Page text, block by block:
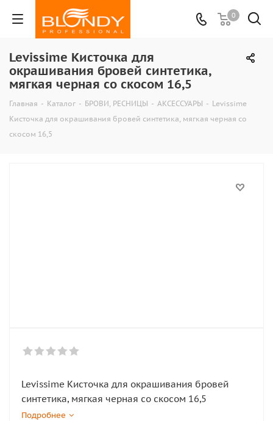
0
Levissime Кисточка для
окрашивания бровей синтетика,
мягкая черная со скосом 16,5
Главная - Каталог - БРОВИ, РЕСНИЦЫ - АКСЕССУАРЫ - Levissime
Кисточка для окрашивания бровей синтетика, мягкая черная со
скосом 16,5
Levissime Кисточка для окрашивания бровей
синтетика, мягкая черная со скосом 16,5
Подробнее